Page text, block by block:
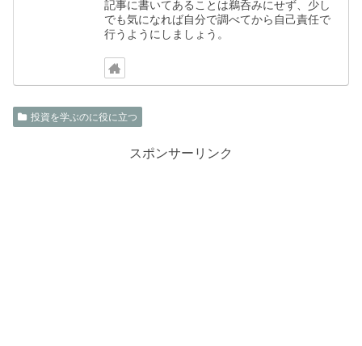
記事に書いてあることは鵜呑みにせず、少し
でも気になれば自分で調べてから自己責任で
行うようにしましょう。
投資を学ぶのに役に立つ
スポンサーリンク